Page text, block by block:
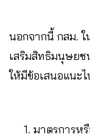
นอกจากนี้ กสม.
เสริมสิทธิมนุษยช
ให้มีข้อเสนอแนะ
มาตรการห